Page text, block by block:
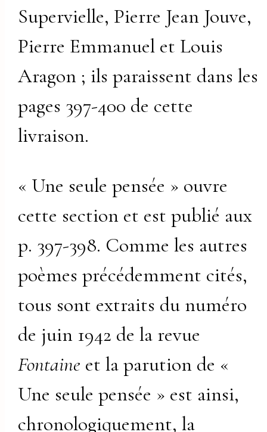
Supervielle, Pierre Jean Jouve,
Pierre Emmanuel et Louis
Aragon ; ils paraissent dans les
pages 397-400 de cette
livraison.
« Une seule pensée » ouvre
cette section et est publié aux
p. 397-398. Comme les autres
poèmes précédemment cités,
tous sont extraits du numéro
de juin 1942 de la revue
Fontaine et la parution de «
Une seule pensée » est ainsi,
chronologiquement, la